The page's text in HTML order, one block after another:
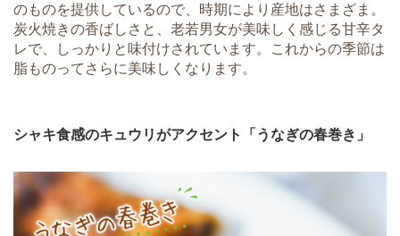
のものを提供しているので、時期により産地はさまざま。
炭火焼きの香ばしさと、老若男女が美味しく感じる甘辛タ
レで、しっかりと味付けされています。これからの季節は
脂ものってさらに美味しくなります。
シャキ食感のキュウリがアクセント「うなぎの春巻き」